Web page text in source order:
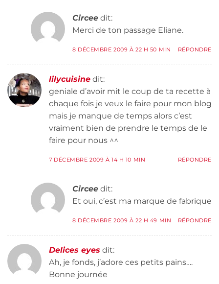
Circee dit:
Merci de ton passage Eliane.
8 DÉCEMBRE 2009 À 22 H 50 MIN RÉPONDRE
lilycuisine dit:
geniale d’avoir mit le coup de ta recette à
chaque fois je veux le faire pour mon blog
mais je manque de temps alors c’est
vraiment bien de prendre le temps de le
faire pour nous ^^
7 DÉCEMBRE 2009 À 14 H 10 MIN RÉPONDRE
Circee dit:
Et oui, c’est ma marque de fabrique
8 DÉCEMBRE 2009 À 22 H 49 MIN RÉPONDRE
Delices eyes dit:
Ah, je fonds, j’adore ces petits pains….
Bonne journée